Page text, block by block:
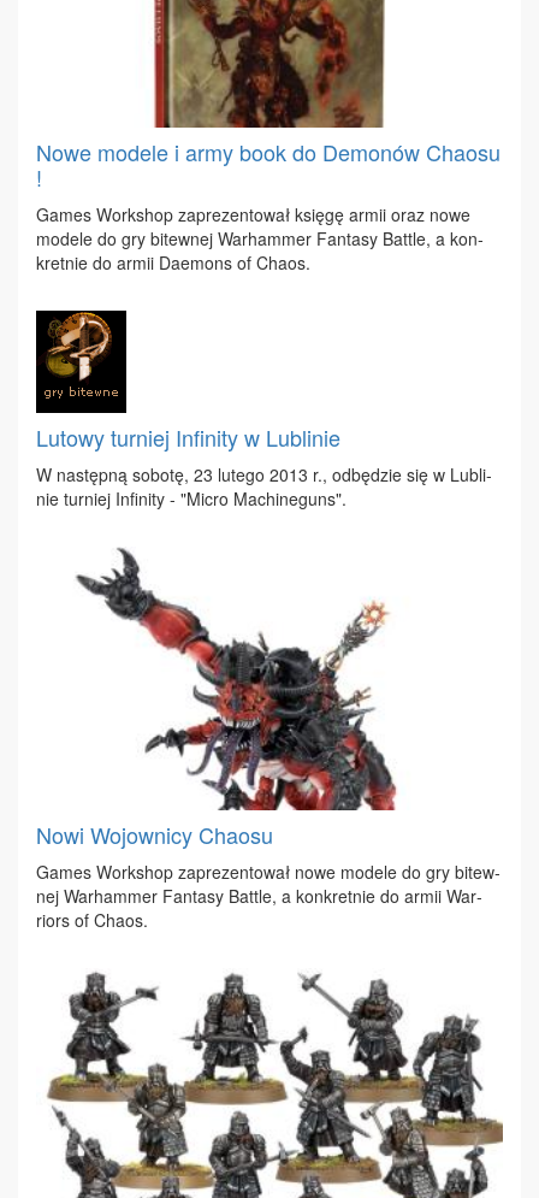
Nowe modele i army book do Demonów Chaosu
!
Ga­mes Work­shop za­pre­zen­to­wał księ­gę ar­mii oraz no­we
mo­de­le do gry bi­tew­nej War­ham­mer Fan­ta­sy Bat­tle, a kon­
kret­nie do ar­mii Da­emons of Cha­os.
Lutowy turniej Infinity w Lublinie
W na­stęp­ną so­bo­tę, 23 lu­te­go 2013 r., od­bę­dzie się w Lu­bli­
nie tur­niej In­fi­ni­ty - "Mi­cro Ma­chi­ne­guns".
Nowi Wojownicy Chaosu
Ga­mes Work­shop za­pre­zen­to­wał no­we mo­de­le do gry bi­tew­
nej War­ham­mer Fan­ta­sy Bat­tle, a kon­kret­nie do ar­mii War­
riors of Cha­os.